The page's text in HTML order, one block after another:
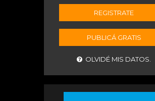
REGISTRATE
PUBLICÁ GRATIS
OLVIDÉ MIS DATOS.